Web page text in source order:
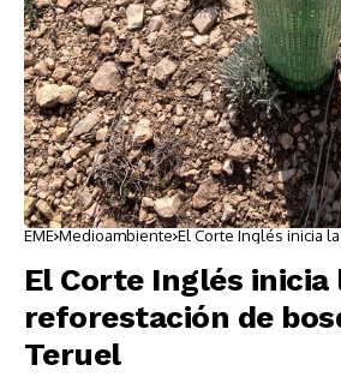
EME Medioambiente El Corte Inglés inicia
El Corte Inglés inicia
reforestación de
Teruel